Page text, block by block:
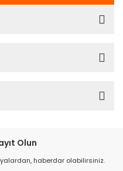
Olun
haberdar olabilirsiniz.